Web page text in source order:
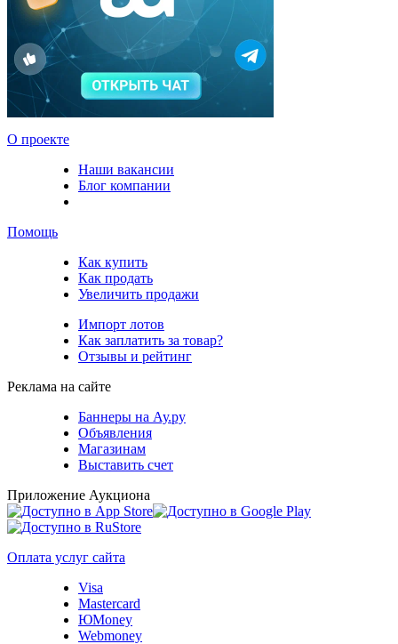
О проекте
Наши вакансии
Блог компании
Помощь
Как купить
Как продать
Увеличить продажи
Импорт лотов
Как заплатить за товар?
Отзывы и рейтинг
Реклама на сайте
Баннеры на Ау.ру
Объявления
Магазинам
Выставить счет
Приложение Аукциона
Оплата услуг сайта
Visa
Mastercard
ЮMoney
Webmoney